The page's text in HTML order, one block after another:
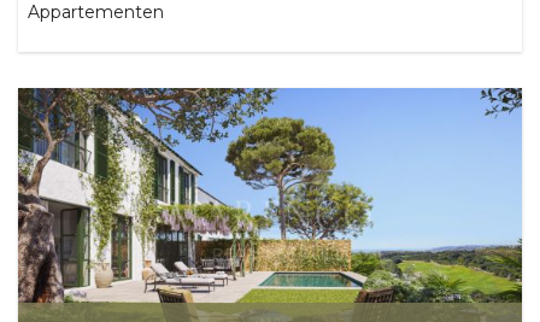
Appartementen